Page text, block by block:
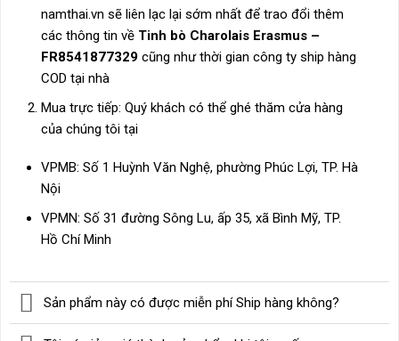
namthai.vn sẽ liên lạc lại sớm nhất để trao đổi thêm
các thông tin về Tinh bò Charolais Erasmus –
FR8541877329cũng như thời gian công ty ship hàng
COD tại nhà
Mua trực tiếp: Quý khách có thể ghé thăm cửa hàng
của chúng tôi tại
VPMB: Số 1 Huỳnh Văn Nghệ, phường Phúc Lợi, TP. Hà
Nội
VPMN: Số 31 đường Sông Lu, ấp 35, xã Bình Mỹ, TP.
Hồ Chí Minh
Sản phẩm này có được miễn phí Ship hàng không?